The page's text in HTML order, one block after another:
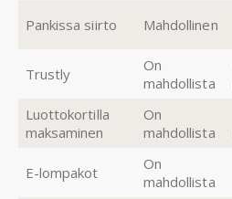
Pankissa siirto
Mahdollinen
Trustly
On
mahdollista
Luottokortilla
maksaminen
On
mahdollista
E-lompakot
On
mahdollista